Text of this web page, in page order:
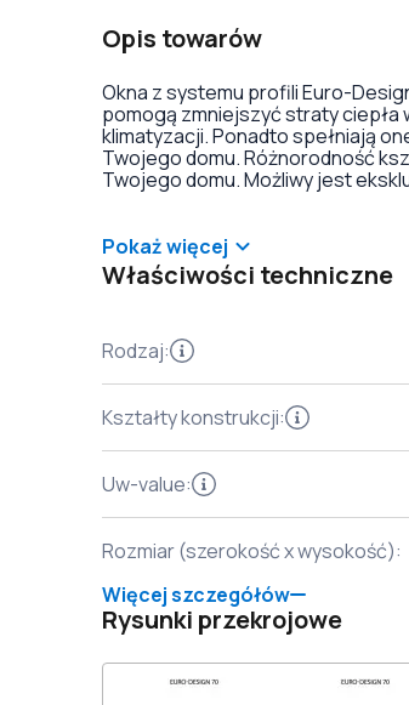
Opis towarów
Okna z systemu profili Euro-
pomogą zmniejszyć straty ciepła
klimatyzacji. Ponadto spełniają
Twojego domu. Różnorodność
Twojego domu. Możliwy jest
Pokaż więcej
Właściwości techniczne
Rodzaj:
Kształty konstrukcji:
Uw-value:
Rozmiar (szerokość x wysokość):
Więcej szczegółów
Rysunki przekrojowe